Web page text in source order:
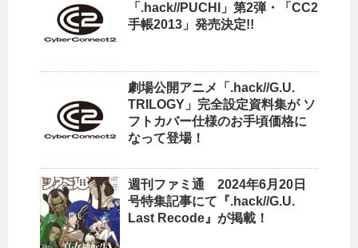
「.hack//PUCHI」第2弾・「CC2
手帳2013」発売決定!!
劇場公開アニメ「.hack//G.U.
TRILOGY」完全設定資料集が ソ
フトカバー仕様のお手頃価格に
なって登場！
週刊ファミ通 2024年6月20日
号特集記事にて『.hack//G.U.
Last Recode』が掲載！